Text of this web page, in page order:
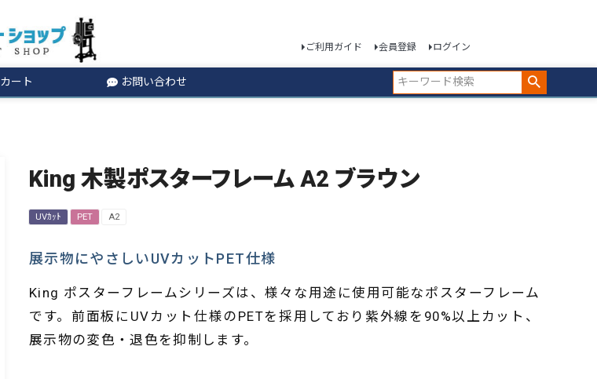
ご利用ガイド 会員登録 ログイン
カート お問い合わせ
検索
King 木製ポスターフレーム A2 ブラウン
UVｶｯﾄ PET A2
展示物にやさしいUVカットPET仕様
King ポスターフレームシリーズは、様々な用途に使用可能なポスターフレーム
です。前面板にUVカット仕様のPETを採用しており紫外線を90%以上カット、
展示物の変色・退色を抑制します。